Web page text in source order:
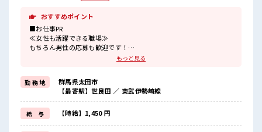
おすすめポイント
■お仕事PR
≪女性も活躍できる職場≫
もちろん男性の応募も歓迎です！
場合によってはお願いすることもあります♪
≪ヘアカラーOKで自由な雰囲気の職場≫
明るすぎたり奇抜でなければ基本的に自由！
(規定有)≪ラクラク制服アリ≫
制服があるので、
毎日の服装の悩み解消♪
もっと見る
勤 務 地
群馬県太田市
【最寄駅】世良田 ／ 東武伊勢崎線
給 与 【時給】1,450 円